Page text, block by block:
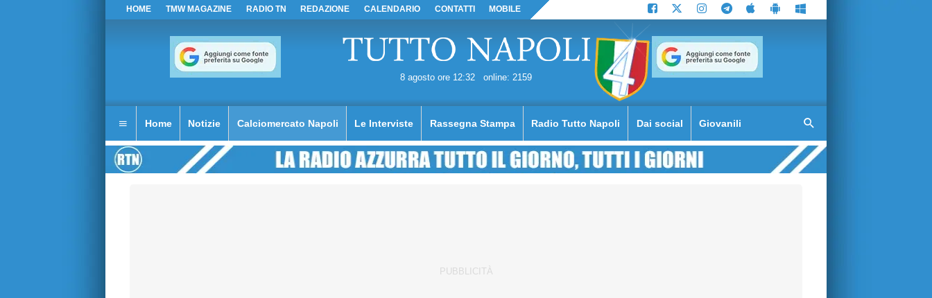
HOME TMW MAGAZINE RADIO TN REDAZIONE CALENDARIO CONTATTI MOBILE
8 agosto ore 12:32 online: 2159
Home Notizie Calciomercato Napoli Le Interviste Rassegna Stampa Radio Tutto Napoli Dai social Giovanili